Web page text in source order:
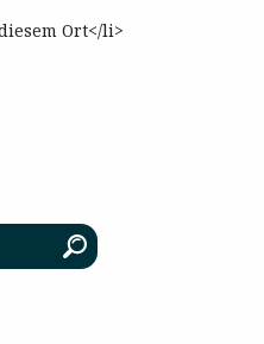
Ort</li>